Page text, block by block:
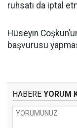
ruhsatı da iptal
Hüseyin
başvurusu
HABERE YORUM